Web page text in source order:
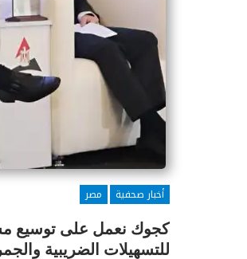
أخبار صحفية
مصر
كجوك نعمل على توسيع
للتسهيلات الضريبية